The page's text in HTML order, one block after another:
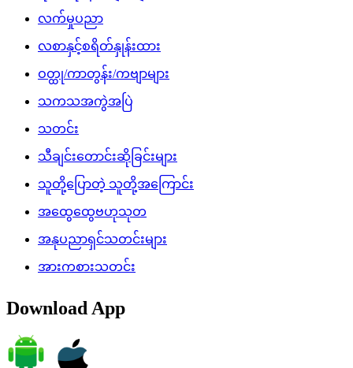
လက်မှုပညာ
လစာနှင့်စရိတ်နှုန်းထား
ဝတ္ထု/ကာတွန်း/ကဗျာများ
သကသအကွဲအပြဲ
သတင်း
သီချင်းတောင်းဆိုခြင်းများ
သူတို့ပြောတဲ့ သူတို့အကြောင်း
အထွေထွေဗဟုသုတ
အနုပညာရှင်သတင်းများ
အားကစားသတင်း
Download App